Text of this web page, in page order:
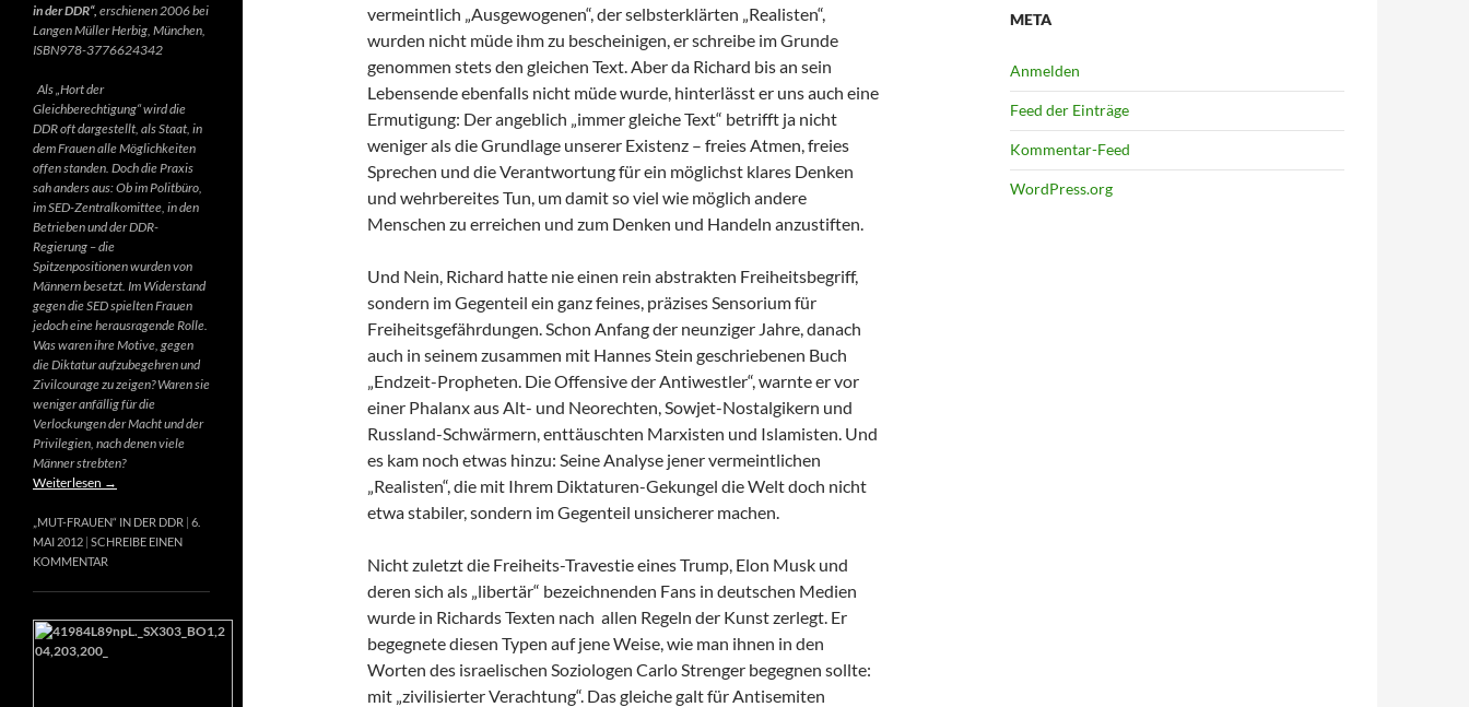
vermeintlich „Ausgewogenen“, der selbsterklärten „Realisten“,
wurden nicht müde ihm zu bescheinigen, er schreibe im Grunde
genommen stets den gleichen Text. Aber da Richard bis an sein
Lebensende ebenfalls nicht müde wurde, hinterlässt er uns auch eine
Ermutigung: Der angeblich „immer gleiche Text“ betrifft ja nicht
weniger als die Grundlage unserer Existenz – freies Atmen, freies
Sprechen und die Verantwortung für ein möglichst klares Denken
und wehrbereites Tun, um damit so viel wie möglich andere
Menschen zu erreichen und zum Denken und Handeln anzustiften.
Und Nein, Richard hatte nie einen rein abstrakten Freiheitsbegriff,
sondern im Gegenteil ein ganz feines, präzises Sensorium für
Freiheitsgefährdungen. Schon Anfang der neunziger Jahre, danach
auch in seinem zusammen mit Hannes Stein geschriebenen Buch
„Endzeit-Propheten. Die Offensive der Antiwestler“, warnte er vor
einer Phalanx aus Alt- und Neorechten, Sowjet-Nostalgikern und
Russland-Schwärmern, enttäuschten Marxisten und Islamisten. Und
es kam noch etwas hinzu: Seine Analyse jener vermeintlichen
„Realisten“, die mit Ihrem Diktaturen-Gekungel die Welt doch nicht
etwa stabiler, sondern im Gegenteil unsicherer machen.
Nicht zuletzt die Freiheits-Travestie eines Trump, Elon Musk und
deren sich als „libertär“ bezeichnenden Fans in deutschen Medien
wurde in Richards Texten nach allen Regeln der Kunst zerlegt. Er
begegnete diesen Typen auf jene Weise, wie man ihnen in den
Worten des israelischen Soziologen Carlo Strenger begegnen sollte:
mit „zivilisierter Verachtung“. Das gleiche galt für Antisemiten
META
Anmelden
Feed der Einträge
Kommentar-Feed
WordPress.org
in der DDR“, erschienen 2006 bei
Langen Müller Herbig, München,
ISBN978-3776624342
Als „Hort der
Gleichberechtigung“ wird die
DDR oft dargestellt, als Staat, in
dem Frauen alle Möglichkeiten
offen standen. Doch die Praxis
sah anders aus: Ob im Politbüro,
im SED-Zentralkomittee, in den
Betrieben und der DDR-
Regierung – die
Spitzenpositionen wurden von
Männern besetzt. Im Widerstand
gegen die SED spielten Frauen
jedoch eine herausragende Rolle.
Was waren ihre Motive, gegen
die Diktatur aufzubegehren und
Zivilcourage zu zeigen? Waren sie
weniger anfällig für die
Verlockungen der Macht und der
Privilegien, nach denen viele
Männer strebten?
Weiterlesen →
„MUT-FRAUEN“ IN DER DDR 6.
MAI 2012 SCHREIBE EINEN
KOMMENTAR